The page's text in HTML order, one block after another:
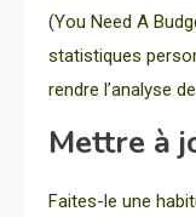
(You Need A
statistiques
rendre l’analyse
Mettre à
Faites-le une